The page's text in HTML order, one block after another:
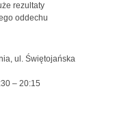
rezultaty
oddechu
ul. Świętojańska
– 20:15